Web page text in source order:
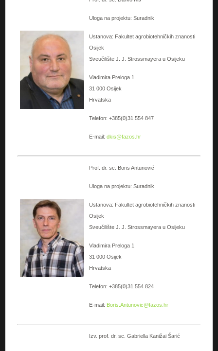
Uloga na projektu: Suradnik
Ustanova: Fakultet agrobiotehničkih znanosti
Osijek
Sveučilište J. J. Strossmayera u Osijeku
Vladimira Preloga 1
31 000 Osijek
Hrvatska
Telefon: +385(0)31 554 847
E-mail:dkis@fazos.hr
Prof. dr. sc. Boris Antunović
Uloga na projektu: Suradnik
Ustanova: Fakultet agrobiotehničkih znanosti
Osijek
Sveučilište J. J. Strossmayera u Osijeku
Vladimira Preloga 1
31 000 Osijek
Hrvatska
Telefon: +385(0)31 554 824
E-mail: Boris.Antunovic@fazos.hr
Izv. prof. dr. sc. Gabriella Kanižai Šarić